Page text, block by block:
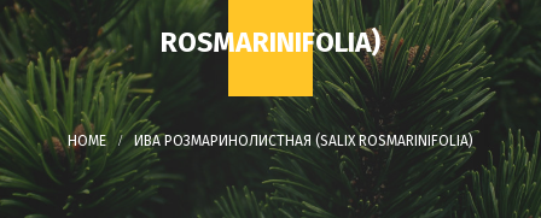
ROSMARINIFOLIA)
ИВА РОЗМАРИНОЛИСТНАЯ (SALIX ROSMARINIFOLIA)